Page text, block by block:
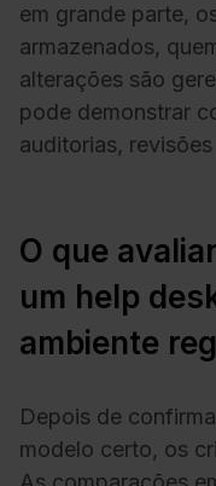
em grande parte,
armazenados,
alterações são
pode demonstrar
auditorias,
O que
um help
ambiente
Depois de
modelo certo, os